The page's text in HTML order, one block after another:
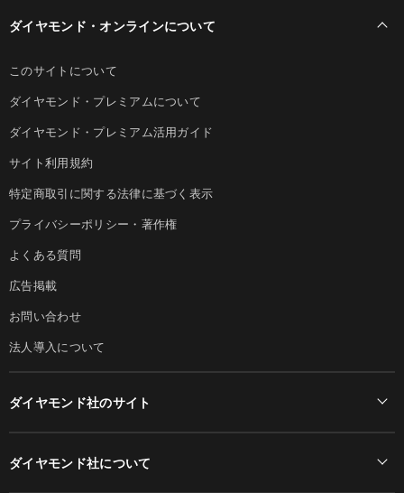
ダイヤモンド・オンラインについて
このサイトについて
ダイヤモンド・プレミアムについて
ダイヤモンド・プレミアム活用ガイド
サイト利用規約
特定商取引に関する法律に基づく表示
プライバシーポリシー・著作権
よくある質問
広告掲載
お問い合わせ
法人導入について
ダイヤモンド社のサイト
ダイヤモンド社について